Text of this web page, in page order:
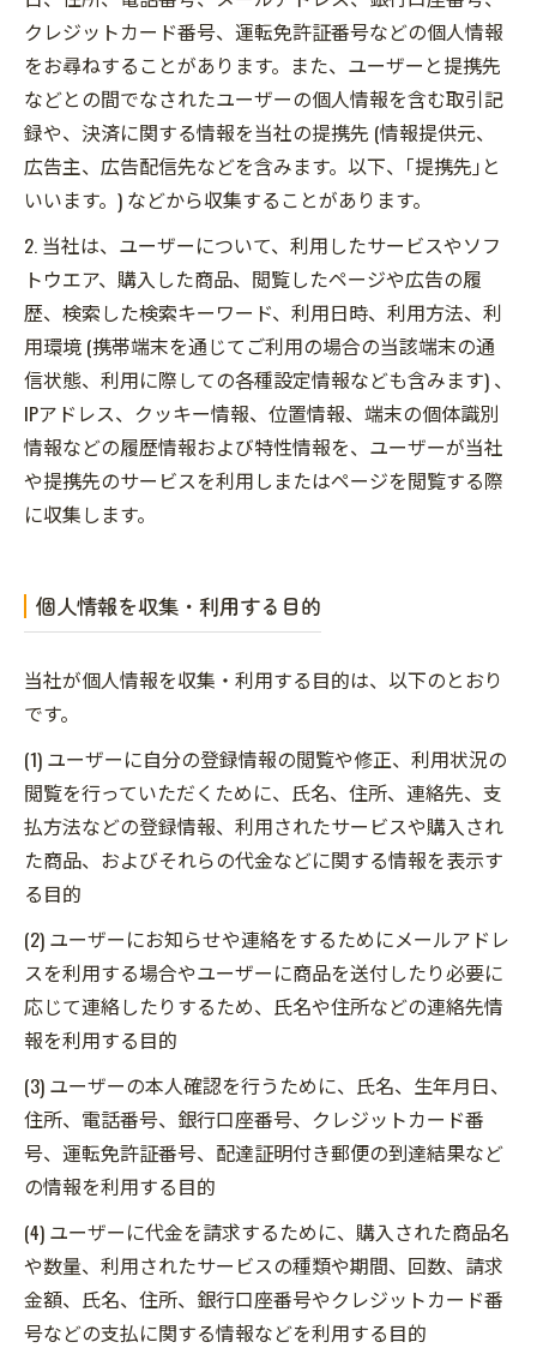
クレジットカード番号、運転免許証番号などの個人情報
をお尋ねすることがあります。また、ユーザーと提携先
などとの間でなされたユーザーの個人情報を含む取引記
録や、決済に関する情報を当社の提携先 (情報提供元、
広告主、広告配信先などを含みます。以下、｢提携先｣と
いいます。) などから収集することがあります。
2. 当社は、ユーザーについて、利用したサービスやソフ
トウエア、購入した商品、閲覧したページや広告の履
歴、検索した検索キーワード、利用日時、利用方法、利
用環境 (携帯端末を通じてご利用の場合の当該端末の通
信状態、利用に際しての各種設定情報なども含みます) 、
IPアドレス、クッキー情報、位置情報、端末の個体識別
情報などの履歴情報および特性情報を、ユーザーが当社
や提携先のサービスを利用しまたはページを閲覧する際
に収集します。
個人情報を収集・利用する目的
当社が個人情報を収集・利用する目的は、以下のとおり
です。
(1) ユーザーに自分の登録情報の閲覧や修正、利用状況の
閲覧を行っていただくために、氏名、住所、連絡先、支
払方法などの登録情報、利用されたサービスや購入され
た商品、およびそれらの代金などに関する情報を表示す
る目的
(2) ユーザーにお知らせや連絡をするためにメールアドレ
スを利用する場合やユーザーに商品を送付したり必要に
応じて連絡したりするため、氏名や住所などの連絡先情
報を利用する目的
(3) ユーザーの本人確認を行うために、氏名、生年月日、
住所、電話番号、銀行口座番号、クレジットカード番
号、運転免許証番号、配達証明付き郵便の到達結果など
の情報を利用する目的
(4) ユーザーに代金を請求するために、購入された商品名
や数量、利用されたサービスの種類や期間、回数、請求
金額、氏名、住所、銀行口座番号やクレジットカード番
号などの支払に関する情報などを利用する目的